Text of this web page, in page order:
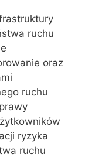
ruchu
oraz
ruchu
ryzyka
ruchu